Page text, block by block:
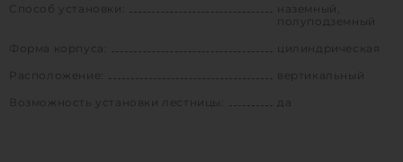
Способ установки:
наземный,
полуподземный
Форма корпуса:
цилиндрическая
Расположение:
вертикальный
Возможность установки лестницы:
да